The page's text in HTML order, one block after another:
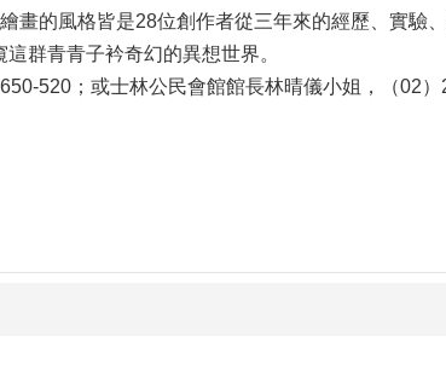
畫的風格皆是28位創作者從三年來的經歷、實驗
群青青子衿奇幻的異想世界。
520；或士林公民會館館長林晴儀小姐，（02）